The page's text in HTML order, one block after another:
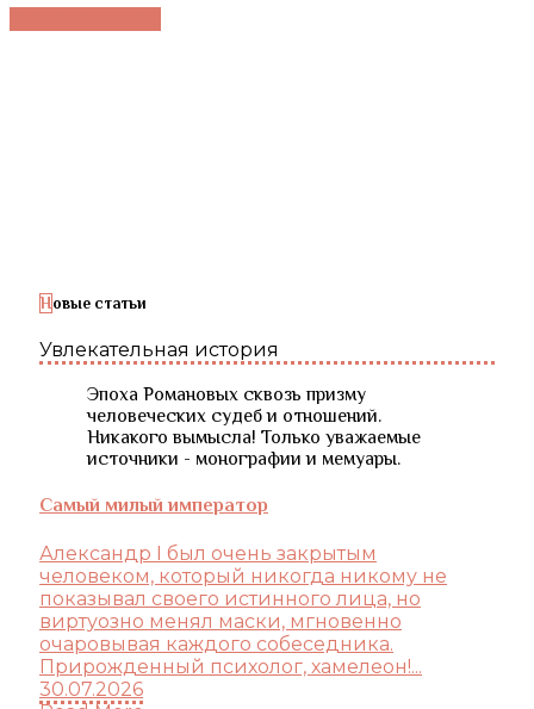
Новые статьи
Увлекательная история
Эпоха Романовых сквозь призму
человеческих судеб и отношений.
Никакого вымысла! Только уважаемые
источники - монографии и мемуары.
Самый милый император
Александр I был очень закрытым
человеком, который никогда никому не
показывал своего истинного лица, но
виртуозно менял маски, мгновенно
очаровывая каждого собеседника.
Прирожденный психолог, хамелеон!...
30.07.2026